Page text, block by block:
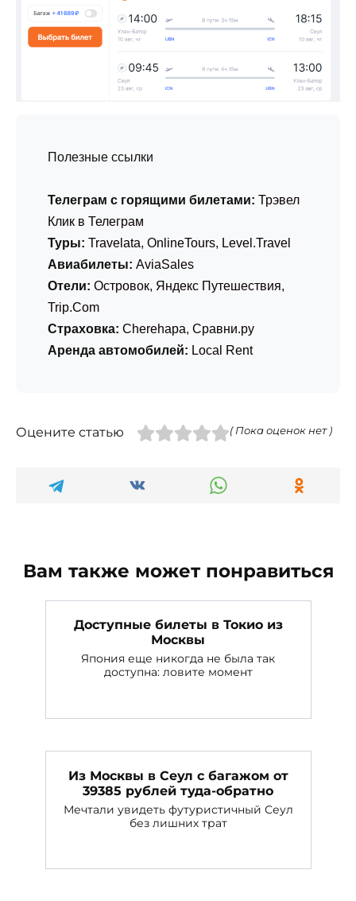
Полезные ссылки
Телеграм с горящими билетами: Трэвел
Клик в Телеграм
Туры: Travelata, OnlineTours, Level.Travel
Авиабилеты: AviaSales
Отели: Островок, Яндекс Путешествия,
Trip.Com
Страховка: Cherehapa, Сравни.ру
Аренда автомобилей: Local Rent
Оцените статью ( Пока оценок нет )
Вам также может понравиться
Доступные билеты в Токио из
Москвы
Япония еще никогда не была так
доступна: ловите момент
Из Москвы в Сеул с багажом от
39385 рублей туда-обратно
Мечтали увидеть футуристичный Сеул
без лишних трат